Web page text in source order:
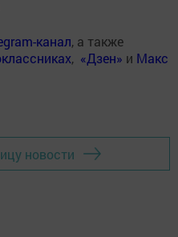
канал, а также
, «Дзен» и Макс
новости